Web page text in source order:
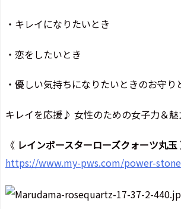
・キレイになりたいとき
・恋をしたいとき
・優しい気持ちになりたいときのお守り
キレイを応援♪ 女性のための女子力＆魅
《 レインボースターローズクォーツ丸玉
https://www.my-pws.com/power-